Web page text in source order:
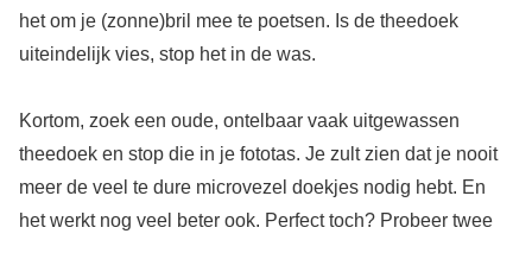
het om je (zonne)bril mee te poetsen. Is de theedoek
uiteindelijk vies, stop het in de was.
Kortom, zoek een oude, ontelbaar vaak uitgewassen
theedoek en stop die in je fototas. Je zult zien dat je nooit
meer de veel te dure microvezel doekjes nodig hebt. En
het werkt nog veel beter ook. Perfect toch? Probeer twee